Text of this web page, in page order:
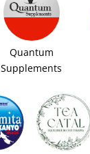
Quantum
Supplements